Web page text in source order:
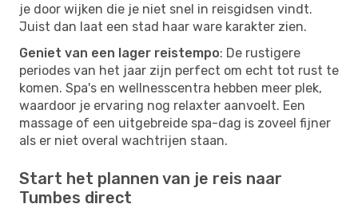
je door wijken die je niet snel in reisgidsen vindt.
Juist dan laat een stad haar ware karakter zien.
Geniet van een lager reistempo: De rustigere
periodes van het jaar zijn perfect om echt tot rust te
komen. Spa's en wellnesscentra hebben meer plek,
waardoor je ervaring nog relaxter aanvoelt. Een
massage of een uitgebreide spa-dag is zoveel fijner
als er niet overal wachtrijen staan.
Start het plannen van je reis naar
Tumbes direct